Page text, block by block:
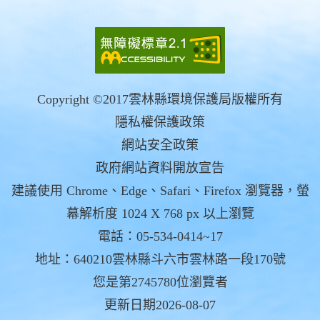
Copyright ©2017雲林縣環境保護局版權所有
隱私權保護政策
網站安全政策
政府網站資料開放宣告
建議使用 Chrome、Edge、Safari、Firefox 瀏覽器，螢
幕解析度 1024 X 768 px 以上瀏覽
電話：05-534-0414~17
地址：640210雲林縣斗六市雲林路一段170號
您是第2745780位瀏覽者
更新日期2026-08-07